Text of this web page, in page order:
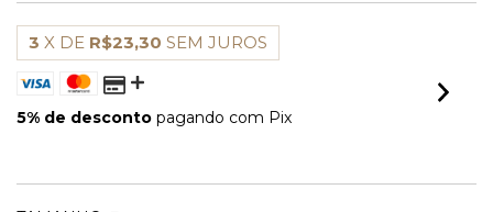
3 X DE R$23,30 SEM JUROS
5% de desconto pagando com Pix